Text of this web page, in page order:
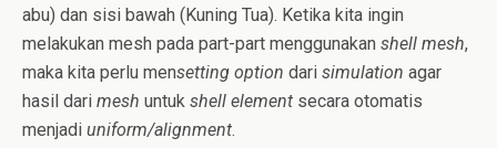
abu) dan sisi bawah (Kuning Tua). Ketika kita ingin
melakukan mesh pada part-part menggunakan shell mesh,
maka kita perlu mensetting option dari simulation agar
hasil dari mesh untuk shell element secara otomatis
menjadi uniform/alignment.